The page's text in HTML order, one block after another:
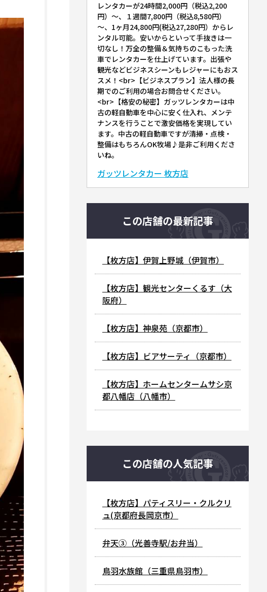
レンタカーが24時間2,000円（税込2,200
円）～、１週間7,800円（税込8,580円）
～、1ヶ月24,800円(税込27,280円）からレ
ンタル可能。安いからといって手抜きは一
切なし！万全の整備＆気持ちのこもった洗
車でレンタカーを仕上げています。出張や
観光などビジネスシーンもレジャーにもおス
スメ！<br>【ビジネスプラン】法人様の長
期でのご利用の場合お問合せください。
<br>【格安の秘密】ガッツレンタカーは中
古の軽自動車を中心に安く仕入れ、メンテ
ナンスを行うことで激安価格を実現してい
ます。中古の軽自動車ですが清掃・点検・
整備はもちろんOK牧場♪是非ご利用くださ
いね。
ガッツレンタカー 枚方店
この店舗の最新記事
【枚方店】伊賀上野城（伊賀市）
【枚方店】観光センターくるす（大
阪府）
【枚方店】神泉苑（京都市）
【枚方店】ビアサーティ（京都市）
【枚方店】ホームセンタームサシ京
都八幡店（八幡市）
この店舗の人気記事
【枚方店】パティスリー・クルクリ
ュ(京都府長岡京市）
弁天③（光善寺駅/お弁当）
鳥羽水族館（三重県鳥羽市）